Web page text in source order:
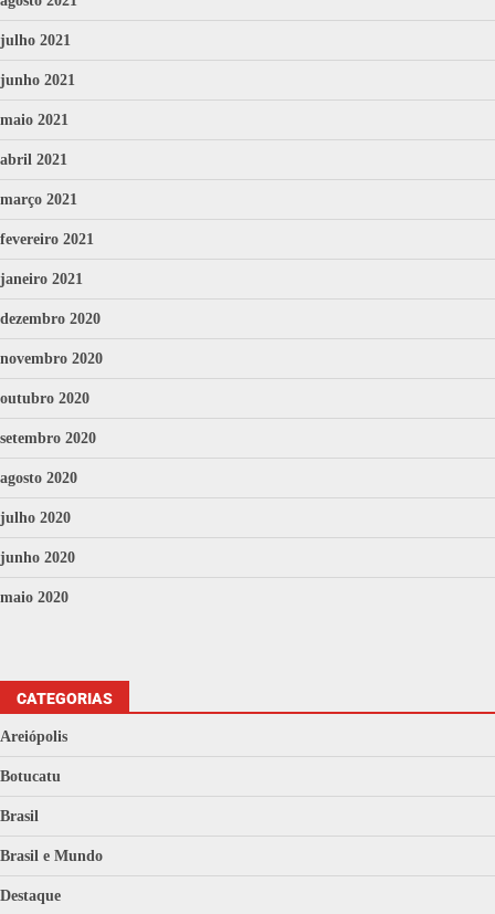
julho 2021
junho 2021
maio 2021
abril 2021
março 2021
fevereiro 2021
janeiro 2021
dezembro 2020
novembro 2020
outubro 2020
setembro 2020
agosto 2020
julho 2020
junho 2020
maio 2020
CATEGORIAS
Areiópolis
Botucatu
Brasil
Brasil e Mundo
Destaque